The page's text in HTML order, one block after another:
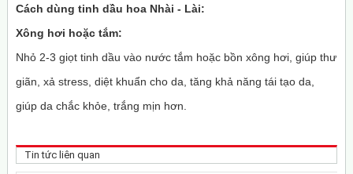
Cách dùng tinh dầu hoa Nhài - Lài:
Xông hơi hoặc tắm:
Nhỏ 2-3 giọt tinh dầu vào nước tắm hoặc bồn xông hơi, giúp thư
giãn, xả stress, diệt khuẩn cho da, tăng khả năng tái tạo da,
giúp da chắc khỏe, trắng mịn hơn.
Tin tức liên quan